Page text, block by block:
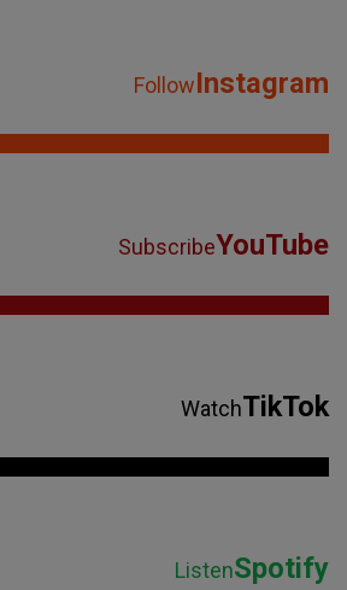
FollowInstagram
SubscribeYouTube
WatchTikTok
ListenSpotify